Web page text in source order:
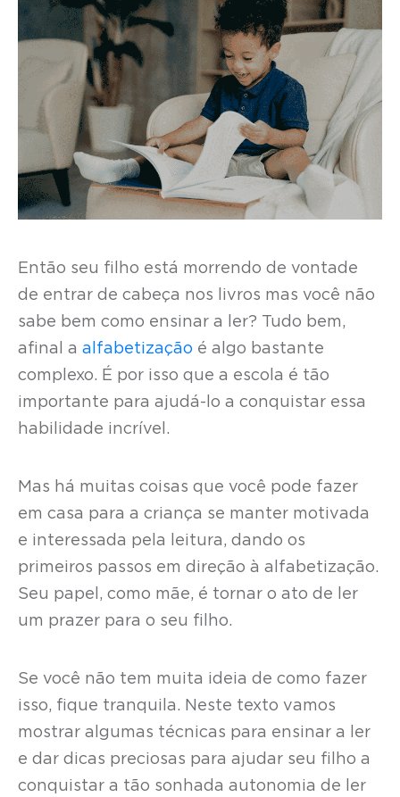
Então seu filho está morrendo de vontade
de entrar de cabeça nos livros mas você não
sabe bem como ensinar a ler? Tudo bem,
afinal a alfabetização é algo bastante
complexo. É por isso que a escola é tão
importante para ajudá-lo a conquistar essa
habilidade incrível.
Mas há muitas coisas que você pode fazer
em casa para a criança se manter motivada
e interessada pela leitura, dando os
primeiros passos em direção à alfabetização.
Seu papel, como mãe, é tornar o ato de ler
um prazer para o seu filho.
Se você não tem muita ideia de como fazer
isso, fique tranquila. Neste texto vamos
mostrar algumas técnicas para ensinar a ler
e dar dicas preciosas para ajudar seu filho a
conquistar a tão sonhada autonomia de ler